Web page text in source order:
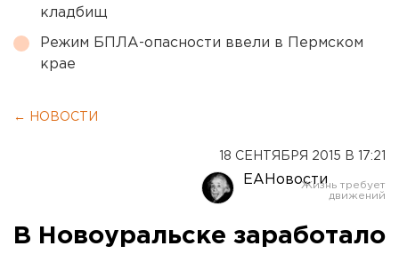
кладбищ
Режим БПЛА-опасности ввели в Пермском
крае
← НОВОСТИ
18 СЕНТЯБРЯ 2015 В 17:21
ЕАНовости
В Новоуральске заработало